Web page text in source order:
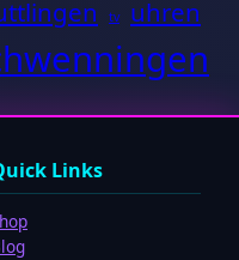
tv
uhren
Links